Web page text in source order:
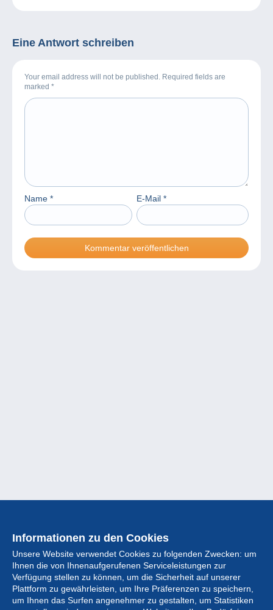
Eine Antwort schreiben
Your email address will not be published. Required fields are
marked *
Name * E-Mail *
Informationen zu den Cookies
Unsere Website verwendet Cookies zu folgenden Zwecken: um
Ihnen die von Ihnenaufgerufenen Serviceleistungen zur
Verfügung stellen zu können, um die Sicherheit auf unserer
Plattform zu gewährleisten, um Ihre Präferenzen zu speichern,
um Ihnen das Surfen angenehmer zu gestalten, um Statistiken